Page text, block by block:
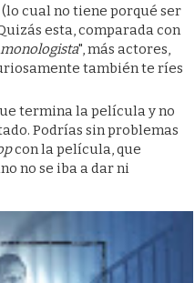
cual no tiene porqué ser
esta, comparada con
monologista", más actores,
también te ríes
termina la película y no
Podrías sin problemas
con la película, que
no se iba a dar ni